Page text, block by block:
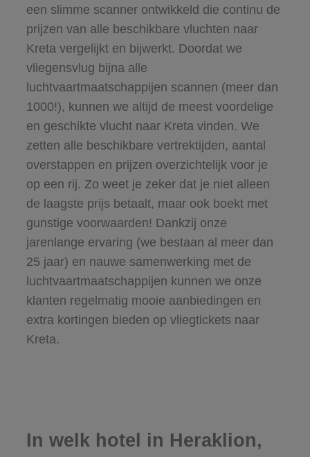
een slimme scanner ontwikkeld die continu de
prijzen van alle beschikbare vluchten naar
Kreta vergelijkt en bijwerkt. Doordat we
vliegensvlug bijna alle
luchtvaartmaatschappijen scannen (meer dan
1000!), kunnen we altijd de meest voordelige
en geschikte vlucht naar Kreta vinden. We
zetten alle beschikbare vertrektijden, aantal
overstappen en prijzen overzichtelijk voor je
op een rij. Zo weet je zeker dat je niet alleen
de laagste prijs betaalt, maar ook boekt met
gunstige voorwaarden! Dankzij onze
jarenlange ervaring (we bestaan al meer dan
25 jaar) en nauwe samenwerking met de
luchtvaartmaatschappijen kunnen we onze
klanten regelmatig mooie aanbiedingen en
extra kortingen bieden op vliegtickets naar
Kreta.
In welk hotel in Heraklion,